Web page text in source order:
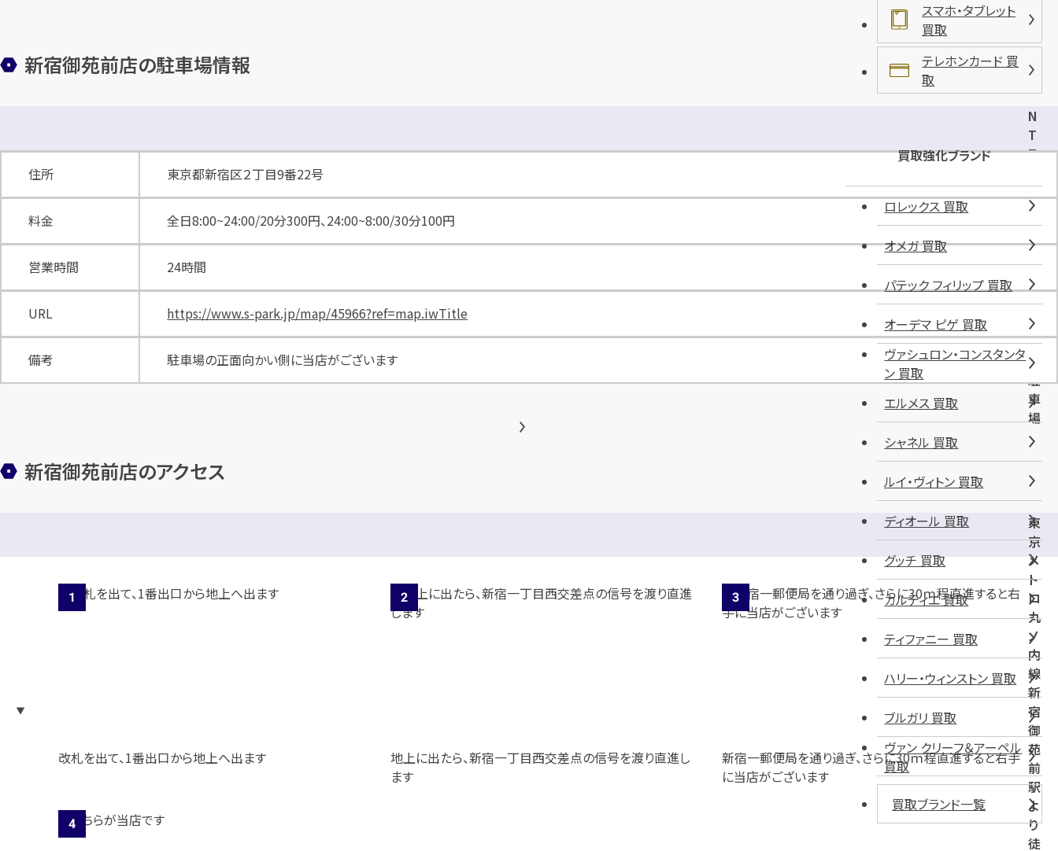
新宿御苑前店の駐車場情報
N
T
T
・
パ
ル
ク
新
宿
御
苑
第
１
駐
車
場
住所 東京都新宿区２丁目9番22号
料金 全日8:00~24:00/20分300円、24:00~8:00/30分100円
営業時間 24時間
URL https://www.s-park.jp/map/45966?ref=map.iwTitle
備考 駐車場の正面向かい側に当店がございます
新宿御苑前店のアクセス
東
京
メ
ト
ロ
丸
ノ
内
線
新
宿
御
苑
前
駅
よ
り
徒
改札を出て、1番出口から地上へ出ます
地上に出たら、新宿一丁目西交差点の信号を渡り直進し
ます
新宿一郵便局を通り過ぎ、さらに30ｍ程直進すると右手
に当店がございます
スマホ・タブレット
買取
テレホンカード 買
取
買取強化ブランド
ロレックス 買取
オメガ 買取
パテック フィリップ 買取
オーデマ ピゲ 買取
ヴァシュロン・コンスタンタ
ン 買取
エルメス 買取
シャネル 買取
ルイ・ヴィトン 買取
ディオール 買取
グッチ 買取
カルティエ 買取
ティファニー 買取
ハリー・ウィンストン 買取
ブルガリ 買取
ヴァン クリーフ＆アーペル
買取
買取ブランド一覧